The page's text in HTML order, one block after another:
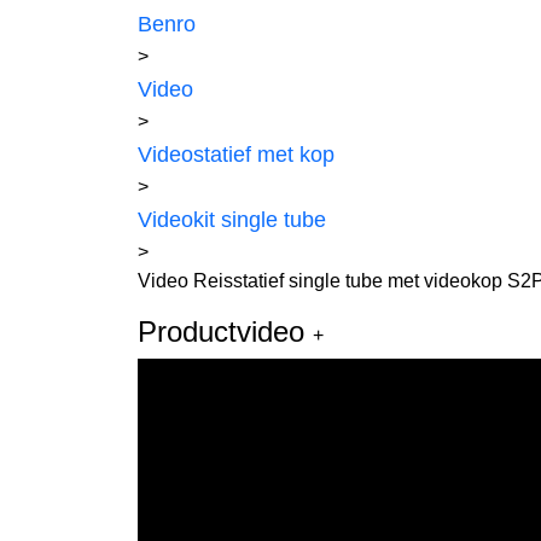
Benro
>
Video
>
Videostatief met kop
>
Videokit single tube
>
Video Reisstatief single tube met videokop
Productvideo +